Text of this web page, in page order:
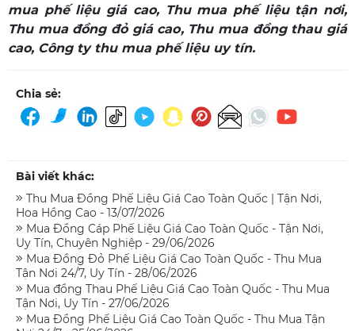
mua phế liệu giá cao, Thu mua phế liệu tận nơi,
Thu mua đồng đỏ giá cao, Thu mua đồng thau giá
cao, Công ty thu mua phế liệu uy tín.
Chia sẻ:
Bài viết khác:
Thu Mua Đồng Phế Liệu Giá Cao Toàn Quốc | Tận Nơi,
Hoa Hồng Cao - 13/07/2026
Mua Đồng Cáp Phế Liệu Giá Cao Toàn Quốc - Tận Nơi,
Uy Tín, Chuyên Nghiệp - 29/06/2026
Mua Đồng Đỏ Phế Liệu Giá Cao Toàn Quốc - Thu Mua
Tận Nơi 24/7, Uy Tín - 28/06/2026
Mua đồng Thau Phế Liệu Giá Cao Toàn Quốc - Thu Mua
Tận Nơi, Uy Tín - 27/06/2026
Mua Đồng Phế Liệu Giá Cao Toàn Quốc - Thu Mua Tận